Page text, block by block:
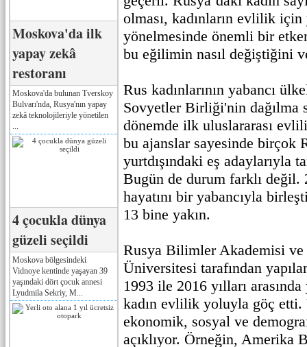
Moskova'da ilk
yapay zekâ
restoranı
Moskova'da bulunan Tverskoy
Bulvarı'nda, Rusya'nın yapay
zekâ teknolojileriyle yönetilen
4 çocukla dünya
güzeli seçildi
Moskova bölgesindeki
Vidnoye kentinde yaşayan 39
yaşındaki dört çocuk annesi
Lyudmila Sekriy, M...
olması, kadınların evlilik için
yönelmesinde önemli bir
bu eğilimin nasıl değiştiğini
Rus kadınlarının yabancı
Sovyetler Birliği'nin dağılma
dönemde ilk uluslararası
bu ajanslar sayesinde birçok
yurtdışındaki eş adaylarıyla
Bugün de durum farklı değil.
hayatını bir yabancıyla
13 bine yakın.
Rusya Bilimler Akademisi ve
Üniversitesi tarafından
1993 ile 2016 yılları
kadın evlilik yoluyla göç etti.
ekonomik, sosyal ve
açıklıyor. Örneğin, Amerika